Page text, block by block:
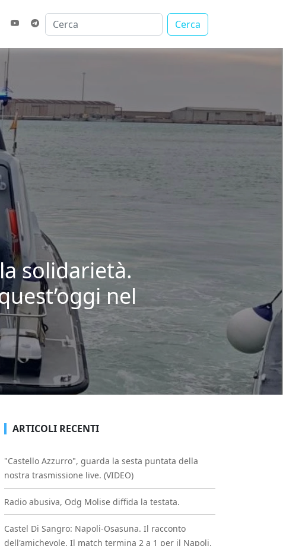
Cerca
solidarietà.
nel
ARTICOLI RECENTI
"Castello Azzurro", guarda la sesta puntata della
nostra trasmissione live. (VIDEO)
Radio abusiva, Odg Molise diffida la testata.
Castel Di Sangro: Napoli-Osasuna. Il racconto
dell'amichevole. Il match termina 2 a 1 per il Napoli.